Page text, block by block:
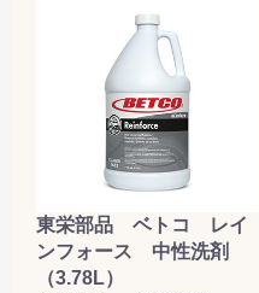
東栄部品 ベトコ レイ
ンフォース 中性洗剤
（3.78L）